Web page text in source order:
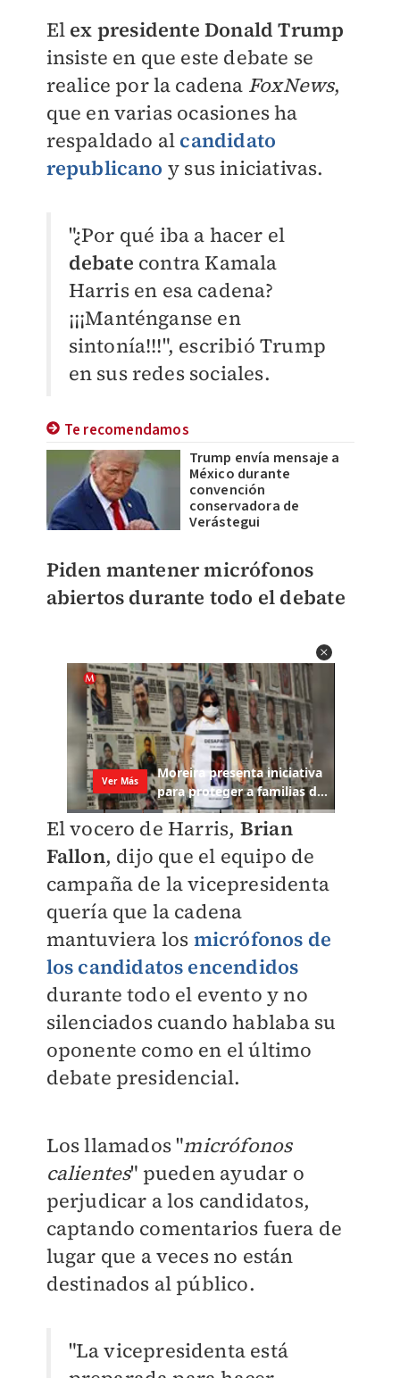
El ex presidente Donald Trump
insiste en que este debate se
realice por la cadena FoxNews,
que en varias ocasiones ha
respaldado al candidato
republicano y sus iniciativas.
"¿Por qué iba a hacer el
debate contra Kamala
Harris en esa cadena?
¡¡¡Manténganse en
sintonía!!!", escribió Trump
en sus redes sociales.
Te recomendamos
Trump envía mensaje a
México durante
convención
conservadora de
Verástegui
Piden mantener micrófonos
abiertos durante todo el debate
El vocero de Harris, Brian
Fallon, dijo que el equipo de
campaña de la vicepresidenta
quería que la cadena
mantuviera los micrófonos de
los candidatos encendidos
durante todo el evento y no
silenciados cuando hablaba su
oponente como en el último
debate presidencial.
Los llamados "micrófonos
calientes" pueden ayudar o
perjudicar a los candidatos,
captando comentarios fuera de
lugar que a veces no están
destinados al público.
"La vicepresidenta está